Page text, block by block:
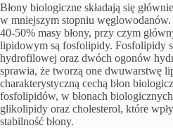
Błony biologiczne składają się
w mniejszym stopniu
40-50% masy błony, przy czym
lipidowym są fosfolipidy. Fosfolipidy
hydrofilowej oraz dwóch ogonów
sprawia, że tworzą one dwuwarstwę
charakterystyczną cechą błon
fosfolipidów, w błonach
glikolipidy oraz cholesterol, które
stabilność błony.